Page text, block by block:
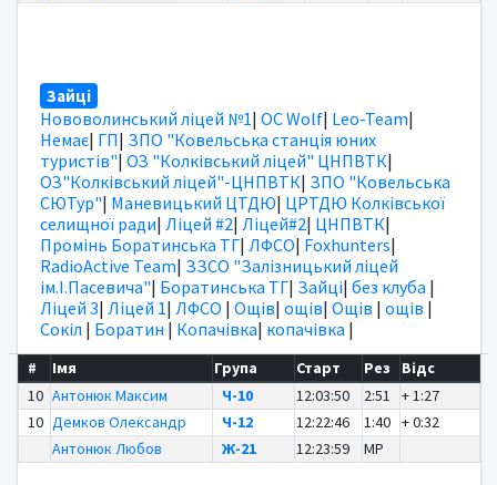
Зайці
Нововолинський ліцей №1| OC Wolf| Leo-Team|
Немає| ГП| ЗПО "Ковельська станція юних
туристів"| ОЗ "Колківський ліцей" ЦНПВТК|
ОЗ"Колківський ліцей"-ЦНПВТК| ЗПО "Ковельська
СЮТур"| Маневицький ЦТДЮ| ЦРТДЮ Колківської
селищної ради| Ліцей #2| Ліцей#2| ЦНПВТК|
Промінь Боратинська ТГ| ЛФСО| Foxhunters|
RadioActive Team| ЗЗСО "Залізницький ліцей
ім.І.Пасевича"| Боратинська ТГ| Зайці| без клуба |
Ліцей 3| Ліцей 1| ЛФСО | Ощів| ощів| Ощів | ощів |
Сокіл | Боратин | Копачівка| копачівка |
# Імя Група Старт Рез
Відс
10 Антонюк Максим Ч-10 12:03:50 2:51
+ 1:27
10 Демков Олександр Ч-12 12:22:46 1:40 + 0:32
Антонюк Любов
Ж-21 12:23:59 MP